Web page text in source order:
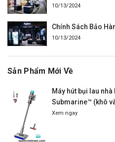
10/13/2024
Chính Sách Bảo
10/13/2024
Sản Phẩm Mới Về
Máy hút bụi lau
Submarine™ (khô
Xem ngay